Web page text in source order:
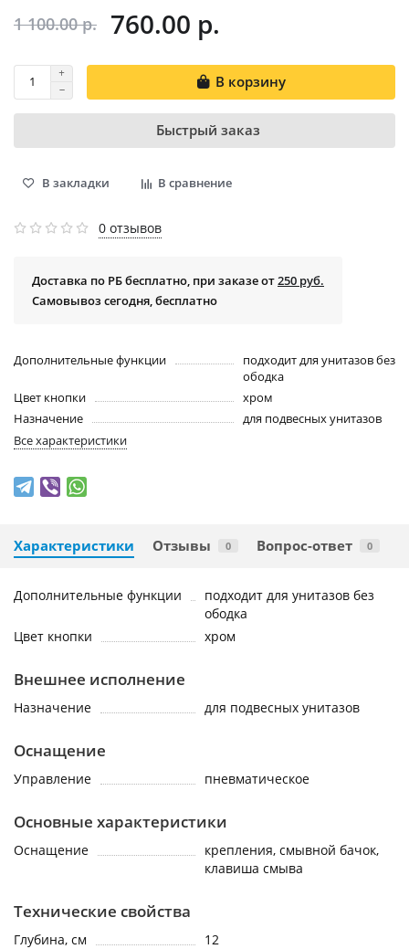
1 100.00 р. 760.00 р.
В корзину
Быстрый заказ
В закладки В сравнение
0 отзывов
Доставка по РБ бесплатно, при заказе от250 руб.
Самовывоз сегодня, бесплатно
Дополнительные функции
подходит для унитазов без
ободка
Цвет кнопки
хром
Назначение
для подвесных унитазов
Все характеристики
Характеристики Отзывы 0 Вопрос-ответ 0
Дополнительные функции
подходит для унитазов без
ободка
Цвет кнопки
хром
Внешнее исполнение
Назначение для подвесных унитазов
Оснащение
Управление пневматическое
Основные характеристики
Оснащение
крепления, смывной бачок,
клавиша смыва
Технические свойства
Глубина, см
12